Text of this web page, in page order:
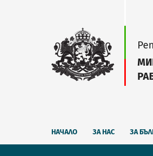
НАЧАЛО ЗА НАС ЗА